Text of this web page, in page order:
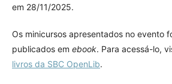
em 28/11/2025.
Os minicursos apresentados no evento
publicados em ebook. Para acessá-lo,
livros da SBC OpenLib.